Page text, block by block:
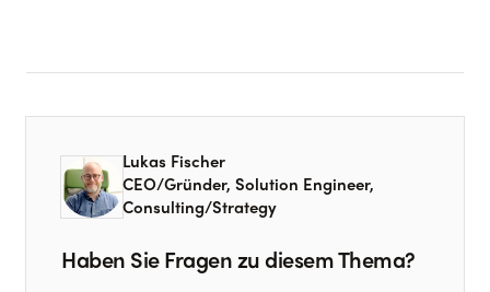
Lukas Fischer
CEO/Gründer, Solution Engineer,
Consulting/Strategy
Haben Sie Fragen zu diesem Thema?